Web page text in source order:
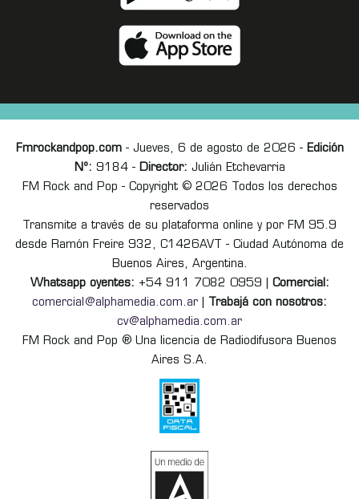
Fmrockandpop.com- Jueves, 6 de agosto de 2026 - Edición
Nº: 9184 - Director: Julián Etchevarria
FM Rock and Pop - Copyright © 2026 Todos los derechos
reservados
Transmite a través de su plataforma online y por FM 95.9
desde Ramón Freire 932, C1426AVT - Ciudad Autónoma de
Buenos Aires, Argentina.
Whatsapp oyentes: +54 911 7082 0959 | Comercial:
comercial@alphamedia.com.ar
Trabajá con nosotros:
cv@alphamedia.com.ar
FM Rock and Pop ® Una licencia de Radiodifusora Buenos
Aires S.A.